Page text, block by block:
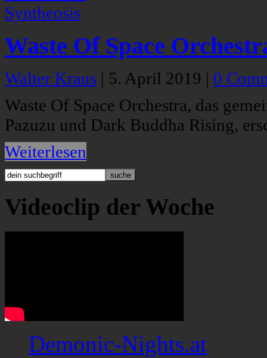
Waste Of Space
Walter Kraus | 5. April 2019 | 0
Waste Of Space Orchestra, das
Pazuzu und Dark Buddha Rising,
Weiterlesen
Videoclip der Woche
Demonic-Nights.at